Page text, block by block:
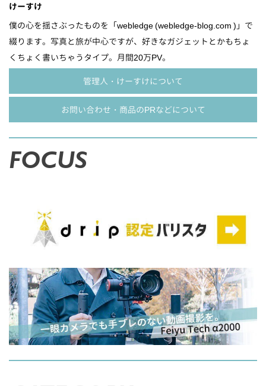
けーすけ
僕の心を揺さぶったものを「webledge (webledge-blog.com )」で
綴ります。写真と旅が中心ですが、好きなガジェットとかもちょ
くちょく書いちゃうタイプ。月間20万PV。
管理人・けーすけについて
お問い合わせ・商品のPRなどについて
FOCUS